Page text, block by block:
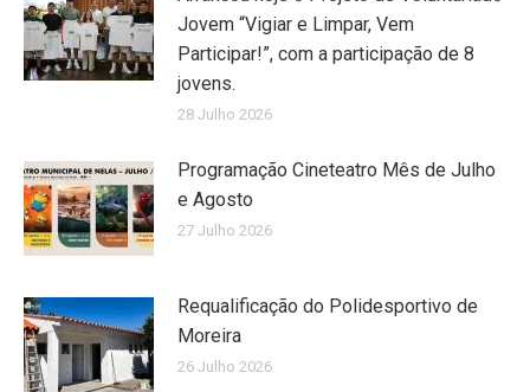
Jovem “Vigiar e Limpar, Vem
Participar!”, com a participação de 8
jovens.
28 Julho 2026
Programação Cineteatro Mês de Julho
e Agosto
27 Julho 2026
Requalificação do Polidesportivo de
Moreira
26 Julho 2026